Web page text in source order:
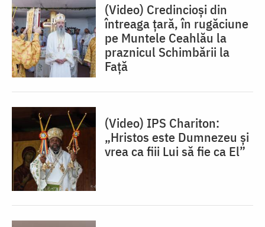
(Video) Credincioși din
întreaga țară, în rugăciune
pe Muntele Ceahlău la
praznicul Schimbării la
Față
(Video) IPS Chariton:
„Hristos este Dumnezeu și
vrea ca fiii Lui să fie ca El”